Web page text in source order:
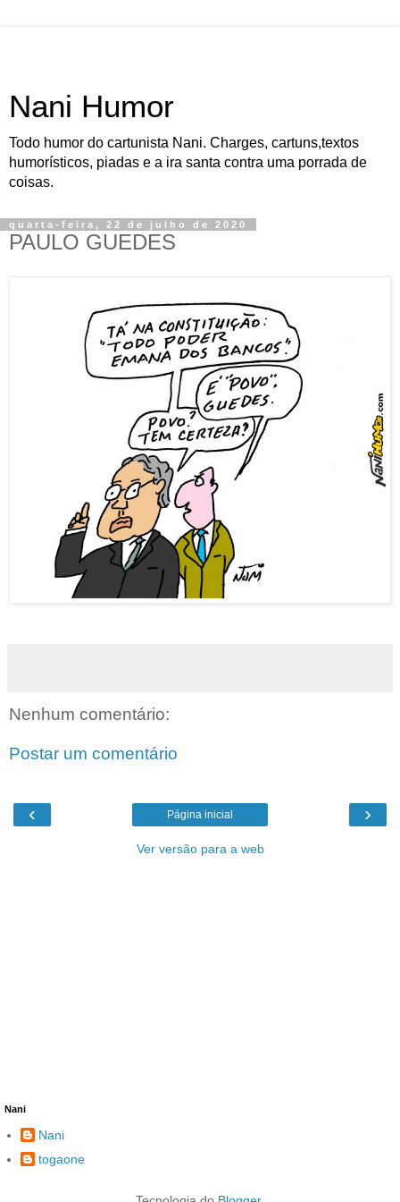
Nani Humor
Todo humor do cartunista Nani. Charges, cartuns,textos
humorísticos, piadas e a ira santa contra uma porrada de
coisas.
quarta-feira, 22 de julho de 2020
PAULO GUEDES
Nenhum comentário:
Postar um comentário
‹ ›
Página inicial
Ver versão para a web
Nani
Nani
togaone